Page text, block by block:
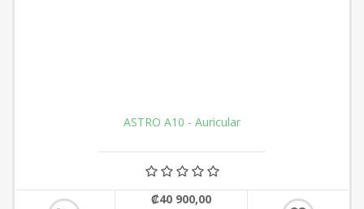
ASTRO A10 - Auricular
₡40 900,00